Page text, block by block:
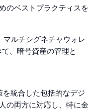
のベストプラクティスを
ルチシグネチャウォレ
、暗号資産の管理と
統合した包括的なデジ
の両方に対応し、特に金